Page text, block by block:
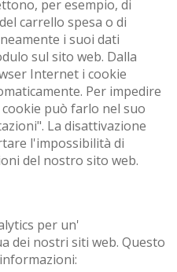
per esempio, di
carrello spesa o di
i suoi dati
sul sito web. Dalla
Internet i cookie
Per impedire
può farlo nel suo
La disattivazione
l'impossibilità di
del nostro sito web.
per un'
dei nostri siti web. Questo